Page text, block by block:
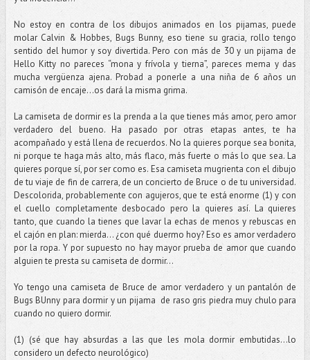
No estoy en contra de los dibujos animados en los pijamas, puede
molar Calvin & Hobbes, Bugs Bunny, eso tiene su gracia, rollo tengo
sentido del humor y soy divertida. Pero con más de 30 y un pijama de
Hello Kitty no pareces “mona y frívola y tierna”, pareces mema y das
mucha vergüenza ajena. Probad a ponerle a una niña de 6 años un
camisón de encaje...os dará la misma grima.
La camiseta de dormir es la prenda a la que tienes más amor, pero amor
verdadero del bueno. Ha pasado por otras etapas antes, te ha
acompañado y está llena de recuerdos. No la quieres porque sea bonita,
ni porque te haga más alto, más flaco, más fuerte o más lo que sea. La
quieres porque sí, por ser como es. Esa camiseta mugrienta con el dibujo
de tu viaje de fin de carrera, de un concierto de Bruce o de tu universidad.
Descolorida, probablemente con agujeros, que te está enorme (1) y con
el cuello completamente desbocado pero la quieres así. La quieres
tanto, que cuando la tienes que lavar la echas de menos y rebuscas en
el cajón en plan: mierda... ¿con qué duermo hoy? Eso es amor verdadero
por la ropa. Y por supuesto no hay mayor prueba de amor que cuando
alguien te presta su camiseta de dormir…
Yo tengo una camiseta de Bruce de amor verdadero y un pantalón de
Bugs BUnny para dormir y un pijama de raso gris piedra muy chulo para
cuando no quiero dormir.
(1) (sé que hay absurdas a las que les mola dormir embutidas…lo
considero un defecto neurológico)